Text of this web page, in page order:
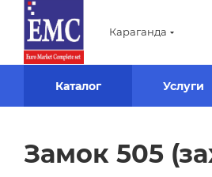
Караганда
Каталог Услуги
Замок 505